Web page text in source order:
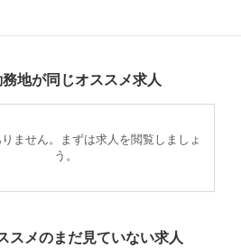
地が同じオススメ求人
ません。まずは求人を閲覧しましょ
う。
スメのまだ見ていない求人